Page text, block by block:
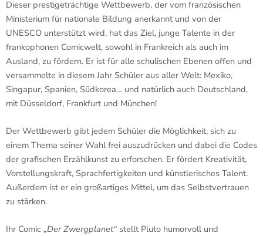
Dieser prestigeträchtige Wettbewerb, der vom französischen
Ministerium für nationale Bildung anerkannt und von der
UNESCO unterstützt wird, hat das Ziel, junge Talente in der
frankophonen Comicwelt, sowohl in Frankreich als auch im
Ausland, zu fördern. Er ist für alle schulischen Ebenen offen und
versammelte in diesem Jahr Schüler aus aller Welt: Mexiko,
Singapur, Spanien, Südkorea… und natürlich auch Deutschland,
mit Düsseldorf, Frankfurt und München!
Der Wettbewerb gibt jedem Schüler die Möglichkeit, sich zu
einem Thema seiner Wahl frei auszudrücken und dabei die Codes
der grafischen Erzählkunst zu erforschen. Er fördert Kreativität,
Vorstellungskraft, Sprachfertigkeiten und künstlerisches Talent.
Außerdem ist er ein großartiges Mittel, um das Selbstvertrauen
zu stärken.
Ihr Comic „Der Zwergplanet“ stellt Pluto humorvoll und